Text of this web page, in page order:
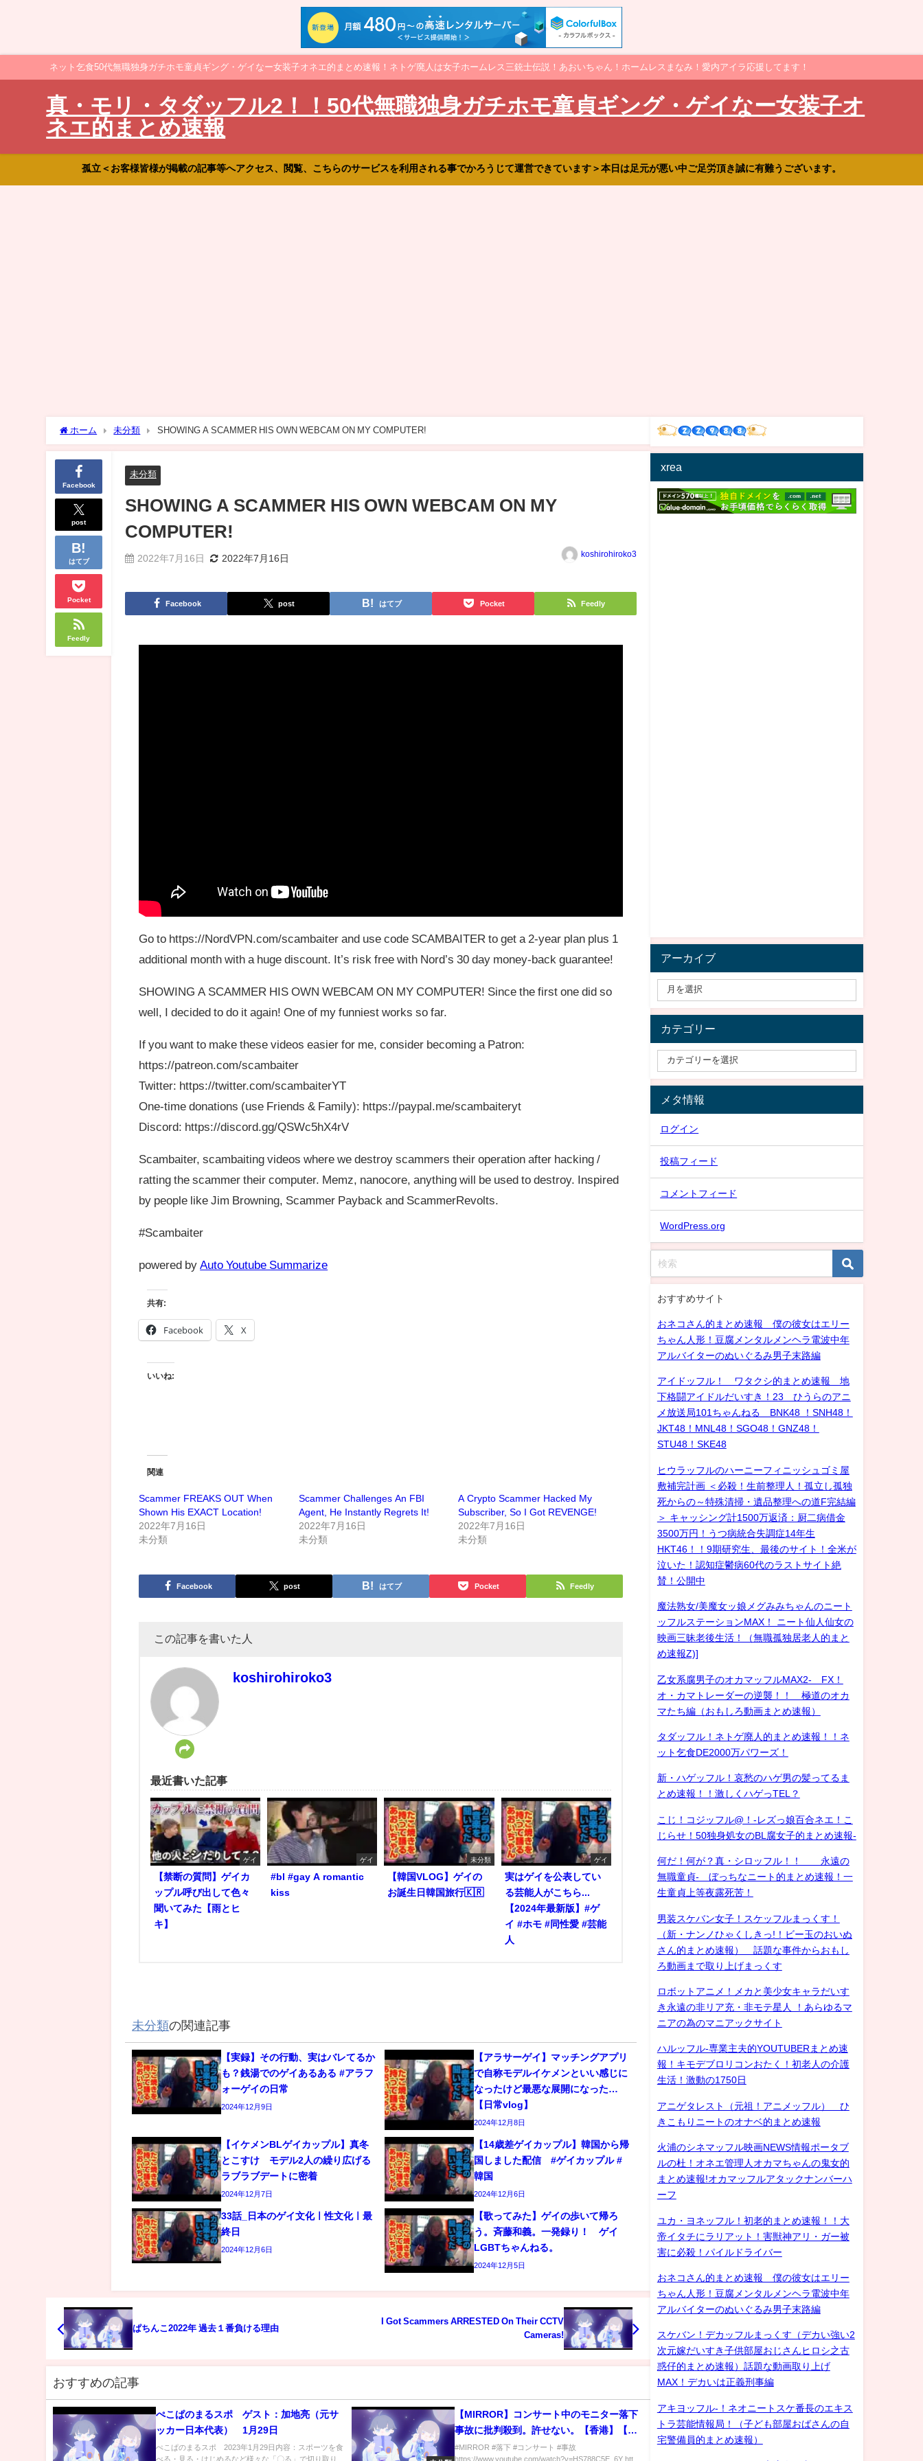
ネット乞食50代無職独身ガチホモ童貞ギング・ゲイなー女装子オネエ的まとめ速報！ネトゲ廃人は女子ホームレス三銃士伝説！あおいちゃん！ホームレスまなみ！愛内アイラ応援してます！
真・モリ・タダッフル2！！50代無職独身ガチホモ童貞ギング・ゲイなー女装子オ
ネエ的まとめ速報
孤立＜お客様皆様が掲載の記事等へアクセス、閲覧、こちらのサービスを利用される事でかろうじて運営できています＞本日は足元が悪い中ご足労頂き誠に有難うございます。
ホーム 未分類 SHOWING A SCAMMER HIS OWN WEBCAM ON MY COMPUTER!
Facebook
post
はてブ
Pocket
Feedly
未分類
SHOWING A SCAMMER HIS OWN WEBCAM ON MY
COMPUTER!
2022年7月16日 2022年7月16日 koshirohiroko3
Facebook post はてブ Pocket Feedly
Go to https://NordVPN.com/scambaiter and use code SCAMBAITER to get a 2-year plan plus 1
additional month with a huge discount. It’s risk free with Nord’s 30 day money-back guarantee!
SHOWING A SCAMMER HIS OWN WEBCAM ON MY COMPUTER! Since the first one did so
well, I decided to do it again! One of my funniest works so far.
If you want to make these videos easier for me, consider becoming a Patron:
https://patreon.com/scambaiter
Twitter: https://twitter.com/scambaiterYT
One-time donations (use Friends & Family): https://paypal.me/scambaiteryt
Discord: https://discord.gg/QSWc5hX4rV
Scambaiter, scambaiting videos where we destroy scammers their operation after hacking /
ratting the scammer their computer. Memz, nanocore, anything will be used to destroy. Inspired
by people like Jim Browning, Scammer Payback and ScammerRevolts.
#Scambaiter
powered by Auto Youtube Summarize
共有:
Facebook X
いいね:
関連
Scammer FREAKS OUT When
Shown His EXACT Location!
2022年7月16日
未分類
Scammer Challenges An FBI
Agent, He Instantly Regrets It!
2022年7月16日
未分類
A Crypto Scammer Hacked My
Subscriber, So I Got REVENGE!
2022年7月16日
未分類
Facebook post はてブ Pocket Feedly
この記事を書いた人
koshirohiroko3
最近書いた記事
ゲイ
【禁断の質問】ゲイカ
ップル呼び出して色々
聞いてみた【雨とヒ
キ】
ゲイ
#bl #gay A romantic
kiss
未分類
【韓国VLOG】ゲイの
お誕生日韓国旅行🇰🇷
ゲイ
実はゲイを公表してい
る芸能人がこちら...
【2024年最新版】#ゲ
イ #ホモ #同性愛 #芸能
人
未分類の関連記事
【実録】その行動、実はバレてるか
も？銭湯でのゲイあるある #アラフ
ォーゲイの日常
2024年12月9日
【アラサーゲイ】マッチングアプリ
で自称モデルイケメンといい感じに
なったけど最悪な展開になった…
【日常vlog】
2024年12月8日
【イケメンBLゲイカップル】真冬
とこすけ モデル2人の繰り広げる
ラブラブデートに密着
2024年12月7日
【14歳差ゲイカップル】韓国から帰
国しました配信 #ゲイカップル #
韓国
2024年12月6日
33話_日本のゲイ文化ㅣ性文化ㅣ最
終日
2024年12月6日
【歌ってみた】ゲイの歩いて帰ろ
う。斉藤和義。一発録り！ ゲイ
LGBTちゃんねる。
2024年12月5日
ぱちんこ2022年 過去１番負ける理由
I Got Scammers ARRESTED On Their CCTV
Cameras!
おすすめの記事
ぺこぱのまるスポ ゲスト：加地亮（元サ
ッカー日本代表） 1月29日
ぺこぱのまるスポ 2023年1月29日内容：スポーツを食
べる・見る・はじめるなど様々な「〇る」で切り取り
【MIRROR】コンサート中のモニター落下
事故に批判殺到。許せない。【香港】【ミ
ラー】
#MIRROR #落下 #コンサート #事故
https://www.youtube.com/watch?v=HS788C5E_6Y htt...
xrea
アーカイブ
カテゴリー
メタ情報
ログイン
投稿フィード
コメントフィード
WordPress.org
おすすめサイト
おネコさん的まとめ速報 僕の彼女はエリー
ちゃん人形！豆腐メンタルメンヘラ電波中年
アルバイターのぬいぐるみ男子末路編
アイドッフル！ ワタクシ的まとめ速報 地
下格闘アイドルだいすき！23 ひうらのアニ
メ放送局101ちゃんねる BNK48 ！SNH48！
JKT48！MNL48！SGO48！GNZ48！
STU48！SKE48
ヒウラッフルのハーニーフィニッシュゴミ屋
敷補完計画 ＜必殺！生前整理人！孤立し孤独
死からの～特殊清掃・遺品整理への道F完結編
＞ キャッシング計1500万返済：厨二病借金
3500万円！うつ病統合失調症14年生
HKT46！！9期研究生、最後のサイト！全米が
泣いた！認知症鬱病60代のラストサイト絶
賛！公開中
魔法熟女/美魔女ッ娘メグみみちゃんのニート
ッフルステーションMAX！ ニート仙人仙女の
映画三昧老後生活！（無職孤独居老人的まと
め速報Z)]
乙女系腐男子のオカマッフルMAX2- FX！
オ・カマトレーダーの逆襲！！ 極道のオカ
マたち編（おもしろ動画まとめ速報）
タダッフル！ネトゲ廃人的まとめ速報！！ネ
ット乞食DE2000万パワーズ！
新・ハゲッフル！哀愁のハゲ男の髪ってるま
とめ速報！！激しくハゲっTEL？
こじ！コジッフル@！-レズっ娘百合ネエ！こ
じらせ！50独身処女のBL腐女子的まとめ速報-
何だ！何が？真・シロッフル！！ 永遠の
無職童貞- ぼっちなニート的まとめ速報！一
生童貞上等夜露死苦！
男装スケバン女子！スケッフルまっくす！
（新・ナンノひゃくしきっ!！ビー玉のおいぬ
さん的まとめ速報） 話題な事件からおもし
ろ動画まで取り上げまっくす
ロボットアニメ！メカと美少女キャラだいす
き永遠の非リア充・非モテ星人 ！あらゆるマ
ニアの為のマニアックサイト
ハルッフル-専業主夫的YOUTUBERまとめ速
報！キモデブロリコンおたく！初老人の介護
生活！激動の1750日
アニゲタレスト（元祖！アニメッフル） ひ
きこもりニートのオナベ的まとめ速報
火浦のシネマッフル映画NEWS情報ポータブ
ルの杜！オネエ管理人オカマちゃんの鬼女的
まとめ速報!オカマッフルアタックナンバーハ
ーフ
ユカ・ヨネッフル！初老的まとめ速報！！大
帝イタチにラリアット！害獣神アリ・ガー被
害に必殺！パイルドライバー
おネコさん的まとめ速報 僕の彼女はエリー
ちゃん人形！豆腐メンタルメンヘラ電波中年
アルバイターのぬいぐるみ男子末路編
スケバン！デカッフルまっくす（デカい強い2
次元嫁だいすき子供部屋おじさんヒロシ之古
惑仔的まとめ速報）話題な動画取り上げ
MAX！デカいは正義刑事編
アキヨッフル-！ネオニートスケ番長のエキス
トラ芸能情報局！（子ども部屋おばさんの自
宅警備員的まとめ速報）